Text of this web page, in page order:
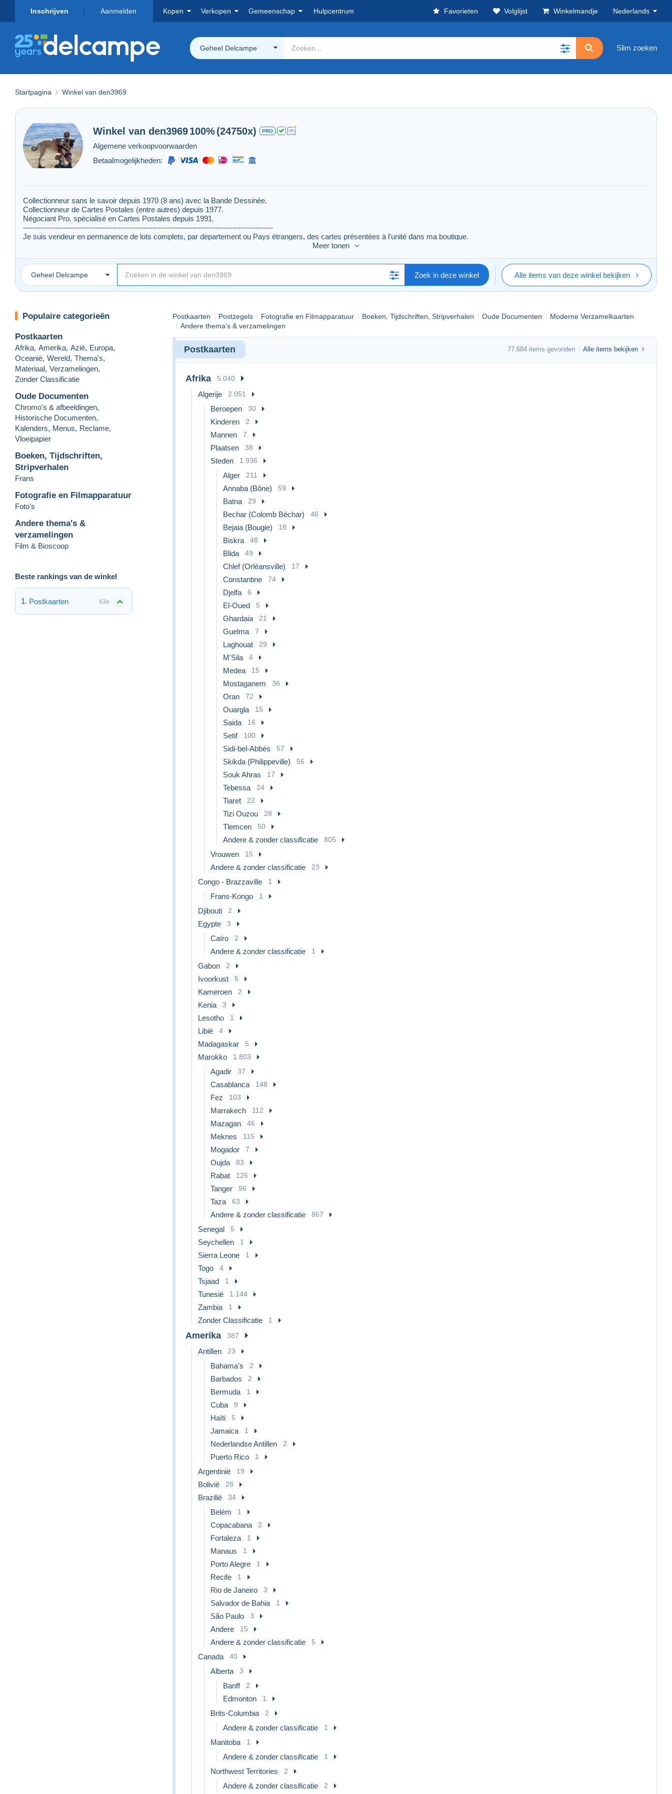
Inschrijven Aanmelden Kopen Verkopen Gemeenschap Hulpcentrum Favorieten Volglijst Winkelmandje Nederlands
Geheel Delcampe Slim zoeken
Startpagina Winkel van den3969
Winkel van den3969100%(24750x) PRO
Algemene verkoopvoorwaarden
Betaalmogelijkheden:
Collectionneur sans le savoir depuis 1970 (8 ans) avec la Bande Dessinée.
Collectionneur de Cartes Postales (entre autres) depuis 1977.
Négociant Pro. spécialisé en Cartes Postales depuis 1991.
----------------------------------------------------------------------------------------------------
Je suis vendeur en permanence de lots complets, par département ou Pays étrangers, des cartes présentées à l'unité dans ma boutique.
Meer tonen
Geheel Delcampe Zoek in deze winkel Alle items van deze winkel bekijken
Populaire categorieën
Postkaarten
Afrika, Amerika, Azië, Europa,
Oceanië, Wereld, Thema's,
Materiaal, Verzamelingen,
Zonder Classificatie
Oude Documenten
Chromo's & afbeeldingen,
Historische Documenten,
Kalenders, Menus, Reclame,
Vloeipapier
Boeken, Tijdschriften,
Stripverhalen
Frans
Fotografie en Filmapparatuur
Foto's
Andere thema's &
verzamelingen
Film & Bioscoop
Beste rankings van de winkel
Postkaarten 63e
Postkaarten Postzegels Fotografie en Filmapparatuur Boeken, Tijdschriften, Stripverhalen Oude Documenten
Moderne Verzamelkaarten
Andere thema's & verzamelingen
Postkaarten 77.684 items gevonden Alle items bekijken
Afrika 5.040
Algerije 2.051
Beroepen 30
Kinderen 2
Mannen 7
Plaatsen 38
Steden 1.936
Alger 211
Annaba (Bône) 59
Batna 29
Bechar (Colomb Béchar) 46
Bejaia (Bougie) 18
Biskra 48
Blida 49
Chlef (Orléansville) 17
Constantine 74
Djelfa 6
El-Oued 5
Ghardaia 21
Guelma 7
Laghouat 29
M'Sila 4
Medea 15
Mostaganem 36
Oran 72
Ouargla 15
Saida 16
Setif 100
Sidi-bel-Abbès 57
Skikda (Philippeville) 56
Souk Ahras 17
Tebessa 24
Tiaret 22
Tizi Ouzou 28
Tlemcen 50
Andere & zonder classificatie 805
Vrouwen 15
Andere & zonder classificatie 23
Congo - Brazzaville 1
Frans-Kongo 1
Djibouti 2
Egypte 3
Caïro 2
Andere & zonder classificatie 1
Gabon 2
Ivoorkust 5
Kameroen 2
Kenia 3
Lesotho 1
Libië 4
Madagaskar 5
Marokko 1.803
Agadir 37
Casablanca 148
Fez 103
Marrakech 112
Mazagan 46
Meknes 115
Mogador 7
Oujda 83
Rabat 126
Tanger 96
Taza 63
Andere & zonder classificatie 867
Senegal 5
Seychellen 1
Sierra Leone 1
Togo 4
Tsjaad 1
Tunesië 1.144
Zambia 1
Zonder Classificatie 1
Amerika 387
Antillen 23
Bahama's 2
Barbados 2
Bermuda 1
Cuba 9
Haïti 5
Jamaica 1
Nederlandse Antillen 2
Puerto Rico 1
Argentinië 19
Bolivië 28
Brazilië 34
Belém 1
Copacabana 2
Fortaleza 1
Manaus 1
Porto Alegre 1
Recife 1
Rio de Janeiro 3
Salvador de Bahia 1
São Paulo 3
Andere 15
Andere & zonder classificatie 5
Canada 40
Alberta 3
Banff 2
Edmonton 1
Brits-Columbia 2
Andere & zonder classificatie 1
Manitoba 1
Andere & zonder classificatie 1
Northwest Territories 2
Andere & zonder classificatie 2